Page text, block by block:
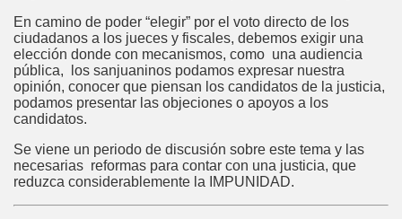
En camino de poder “elegir” por el voto directo de los
ciudadanos a los jueces y fiscales, debemos exigir una
elección donde con mecanismos, como una audiencia
pública, los sanjuaninos podamos expresar nuestra
opinión, conocer que piensan los candidatos de la justicia,
podamos presentar las objeciones o apoyos a los
candidatos.
Se viene un periodo de discusión sobre este tema y las
necesarias reformas para contar con una justicia, que
reduzca considerablemente la IMPUNIDAD.